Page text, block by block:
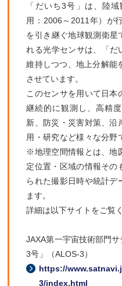
「だいち3号」は、陸
用：2006～2011年）が
を引き継ぐ地球観測衛星
れる光学センサは、「だ
維持しつつ、地上分解
させています。
このセンサを用いて日本
継続的に観測し、高精
新、防災・災害対策、沿
用・研究など様々な分野
※地理空間情報とは、地
定位置・区域の情報その
られた撮影日時や統計デ
ます。
詳細は以下サイトをご覧
JAXA第一宇宙技術部門
3号」（ALOS-3）
https://
3/index.html